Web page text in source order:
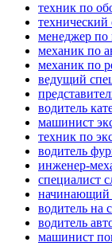
техник по
менеджер по
механик по
механик по
ведущий
водитель
машинист
техник по
водитель
инженер-
специалист
начинающий
водитель на
водитель
машинист